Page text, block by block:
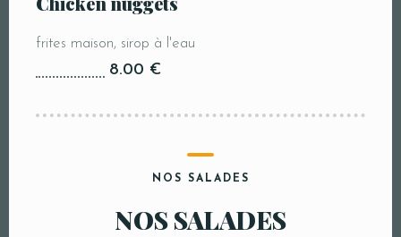
frites maison, sirop à l'eau
8.00 €
NOS SALADES
NOS SALADES